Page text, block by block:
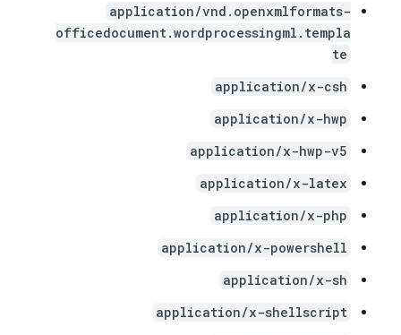
application/vnd.openxmlformats-
officedocument.wordprocessingml.templa
te
application/x-csh
application/x-hwp
application/x-hwp-v5
application/x-latex
application/x-php
application/x-powershell
application/x-sh
application/x-shellscript